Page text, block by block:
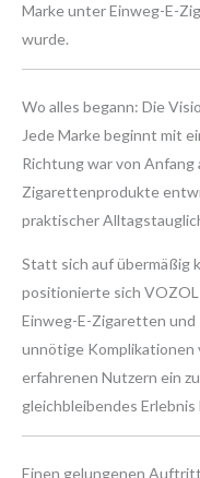
Marke unter Einweg-E-
wurde.
Wo alles begann: Die
Jede Marke beginnt mit
Richtung war von Anfang
Zigarettenprodukte
praktischer
Statt sich auf übermäßig
positionierte sich
Einweg-E-Zigaretten und
unnötige Komplikationen
erfahrenen Nutzern ein
gleichbleibendes
Einen gelungenen